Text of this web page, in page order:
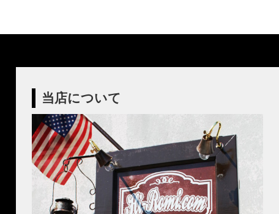
タムした本人だからこそ分かる不具合を見逃しません。
ともあります。ところが100年近く前のソケットに使われて
ロボロに。当店では専門機関に依頼し、特殊カーボンを使
いオリジナルのインシュレーターを製造しました。これで
100年近く前のソケットも安心してお使い頂けます。
当店について